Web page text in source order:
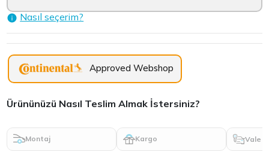
Nasıl seçerim?
Approved Webshop
Ürününüzü Nasıl Teslim Almak İstersiniz?
Montaj Kargo Vale